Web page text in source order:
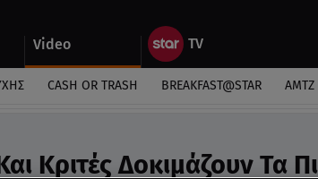
Video
CASH OR TRASH BREAKFAST@STAR ΑΜΤΖ
Κριτές Δοκιμάζουν Τα